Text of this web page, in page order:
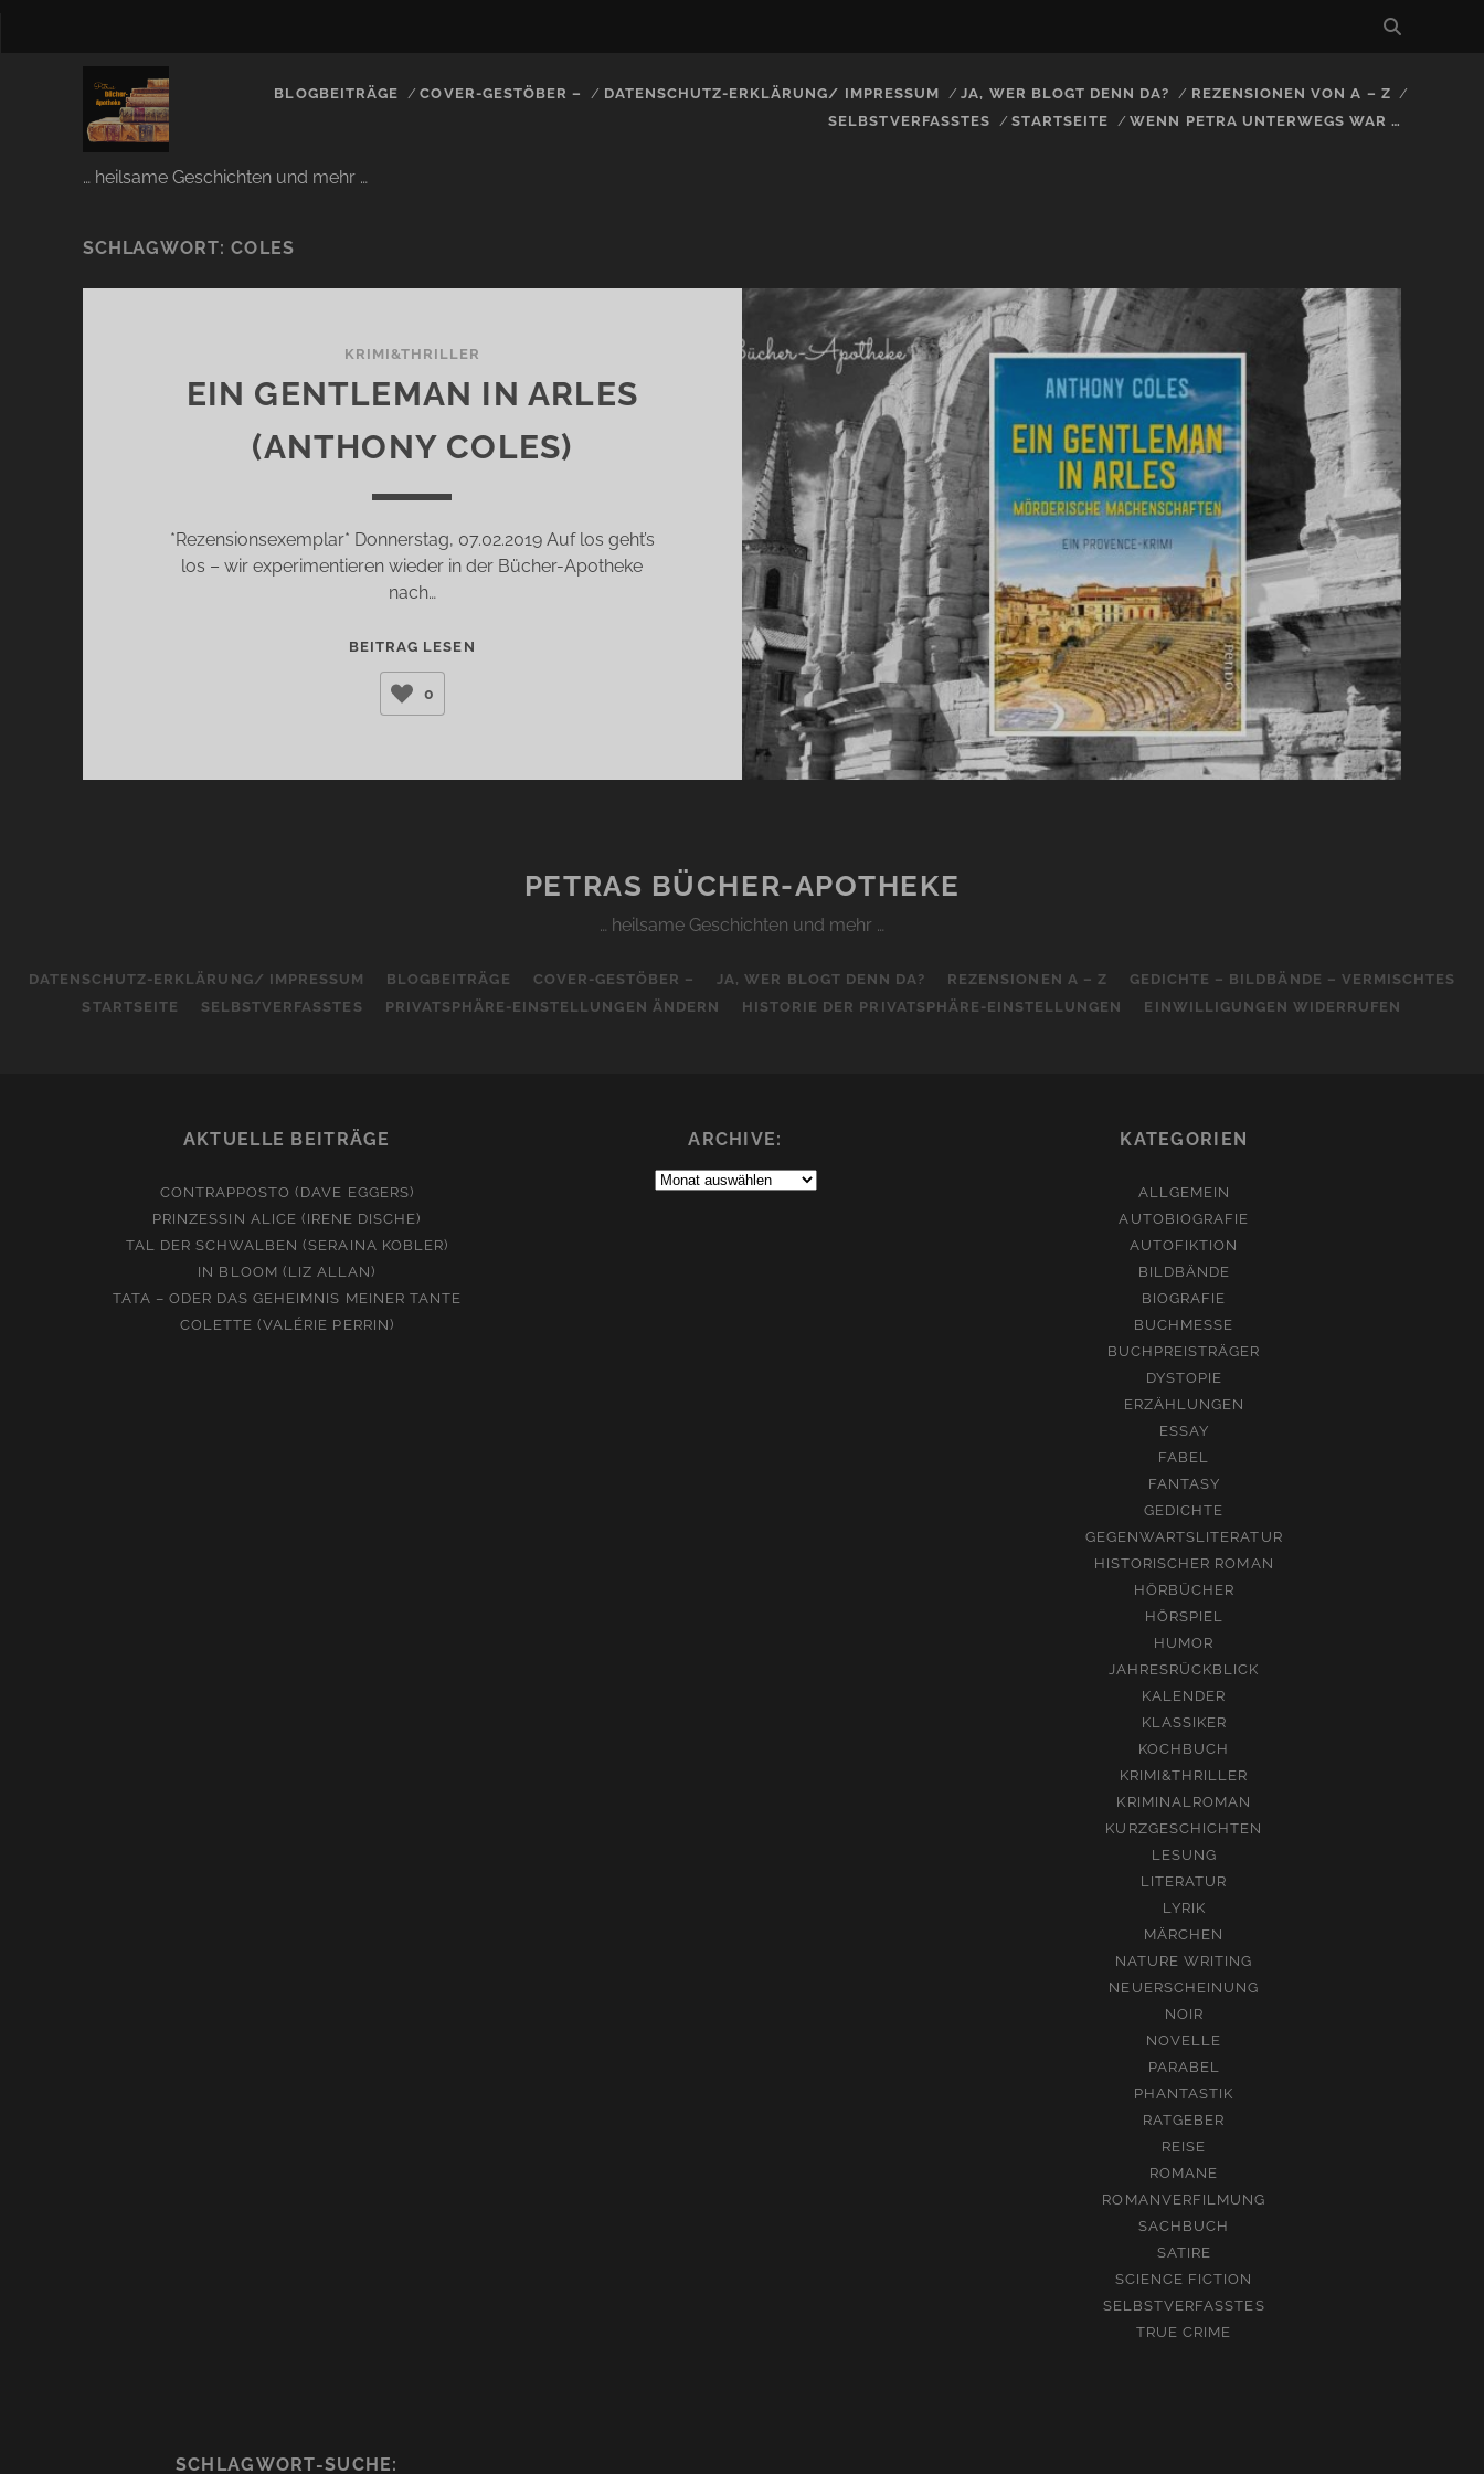
… heilsame Geschichten und mehr …
BLOGBEITRÄGE COVER-GESTÖBER – DATENSCHUTZ-ERKLÄRUNG/ IMPRESSUM JA, WER BLOGT DENN DA?
REZENSIONEN VON A – Z
SELBSTVERFASSTES
STARTSEITE WENN PETRA UNTERWEGS WAR …
SCHLAGWORT:COLES
KRIMI&THRILLER
EIN GENTLEMAN IN ARLES
(ANTHONY COLES)
*Rezensionsexemplar* Donnerstag, 07.02.2019 Auf los geht’s
los – wir experimentieren wieder in der Bücher-Apotheke
nach…
BEITRAG LESEN
COLES)
0
PETRAS BÜCHER-APOTHEKE
… heilsame Geschichten und mehr …
DATENSCHUTZ-ERKLÄRUNG/ IMPRESSUM BLOGBEITRÄGE COVER-GESTÖBER – JA, WER BLOGT DENN DA? REZENSIONEN A – Z
GEDICHTE – BILDBÄNDE – VERMISCHTES
STARTSEITE
SELBSTVERFASSTES PRIVATSPHÄRE-EINSTELLUNGEN ÄNDERN HISTORIE DER PRIVATSPHÄRE-EINSTELLUNGEN EINWILLIGUNGEN WIDERRUFEN
AKTUELLE BEITRÄGE
CONTRAPPOSTO (DAVE EGGERS)
PRINZESSIN ALICE (IRENE DISCHE)
TAL DER SCHWALBEN (SERAINA KOBLER)
IN BLOOM (LIZ ALLAN)
TATA – ODER DAS GEHEIMNIS MEINER TANTE
COLETTE (VALÉRIE PERRIN)
ARCHIVE:
Archive:
KATEGORIEN
ALLGEMEIN
AUTOBIOGRAFIE
AUTOFIKTION
BILDBÄNDE
BIOGRAFIE
BUCHMESSE
BUCHPREISTRÄGER
DYSTOPIE
ERZÄHLUNGEN
ESSAY
FABEL
FANTASY
GEDICHTE
GEGENWARTSLITERATUR
HISTORISCHER ROMAN
HÖRBÜCHER
HÖRSPIEL
HUMOR
JAHRESRÜCKBLICK
KALENDER
KLASSIKER
KOCHBUCH
KRIMI&THRILLER
KRIMINALROMAN
KURZGESCHICHTEN
LESUNG
LITERATUR
LYRIK
MÄRCHEN
NATURE WRITING
NEUERSCHEINUNG
NOIR
NOVELLE
PARABEL
PHANTASTIK
RATGEBER
REISE
ROMANE
ROMANVERFILMUNG
SACHBUCH
SATIRE
SCIENCE FICTION
SELBSTVERFASSTES
TRUE CRIME
SCHLAGWORT-SUCHE: